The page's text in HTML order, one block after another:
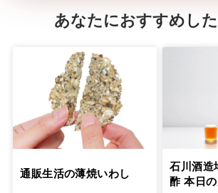
あなたにおすすめし
通販生活の薄焼いわし
石川酒造
酢 本日の